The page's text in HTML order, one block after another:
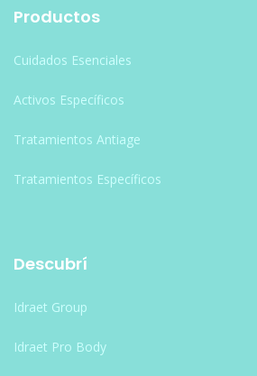
Productos
Cuidados Esenciales
Activos Específicos
Tratamientos Antiage
Tratamientos Específicos
Descubrí
Idraet Group
Idraet Pro Body